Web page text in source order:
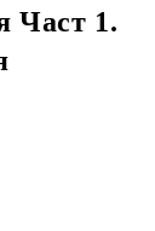
Част 1.